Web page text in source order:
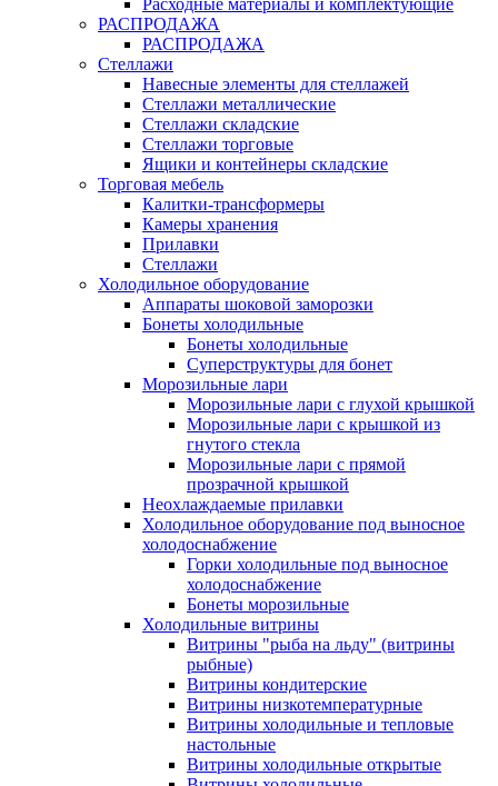
Расходные материалы и комплектующие
РАСПРОДАЖА
РАСПРОДАЖА
Стеллажи
Навесные элементы для стеллажей
Стеллажи металлические
Стеллажи складские
Стеллажи торговые
Ящики и контейнеры складские
Торговая мебель
Калитки-трансформеры
Камеры хранения
Прилавки
Стеллажи
Холодильное оборудование
Аппараты шоковой заморозки
Бонеты холодильные
Бонеты холодильные
Суперструктуры для бонет
Морозильные лари
Морозильные лари с глухой крышкой
Морозильные лари с крышкой из
гнутого стекла
Морозильные лари с прямой
прозрачной крышкой
Неохлаждаемые прилавки
Холодильное оборудование под выносное
холодоснабжение
Горки холодильные под выносное
холодоснабжение
Бонеты морозильные
Холодильные витрины
Витрины "рыба на льду" (витрины
рыбные)
Витрины кондитерские
Витрины низкотемпературные
Витрины холодильные и тепловые
настольные
Витрины холодильные открытые